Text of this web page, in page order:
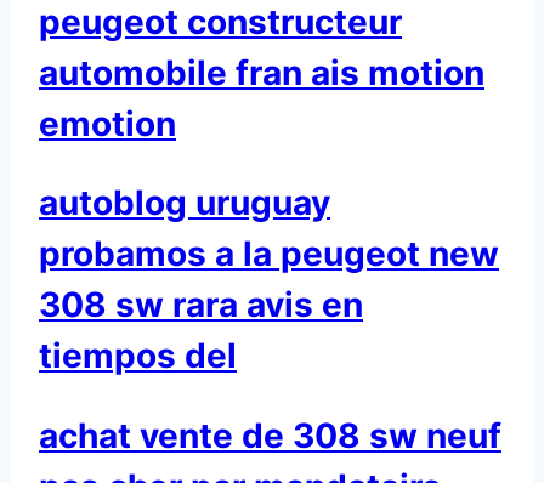
peugeot constructeur
automobile fran ais motion
emotion
autoblog uruguay
probamos a la peugeot new
308 sw rara avis en
tiempos del
achat vente de 308 sw neuf